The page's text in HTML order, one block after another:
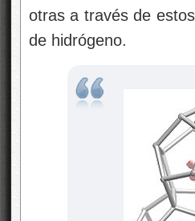
otras a través de
de hidrógeno.